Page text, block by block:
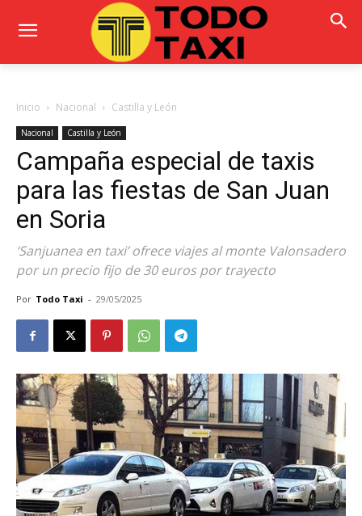
Inicio Nacional Castilla y León
Nacional Castilla y León
Campaña especial de taxis
para las fiestas de San Juan
en Soria
‘Sanjuanea en taxi’ ofrece viajes al monte Valonsadero
por un precio fijo de 30 euros por trayecto
Por Todo Taxi - 29/05/2025